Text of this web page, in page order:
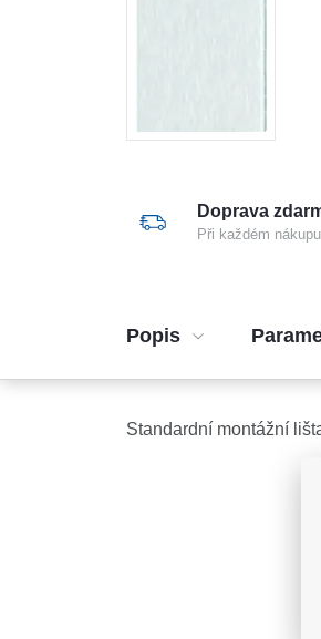
Doprava
Při každém
Popis
Standardní montážní